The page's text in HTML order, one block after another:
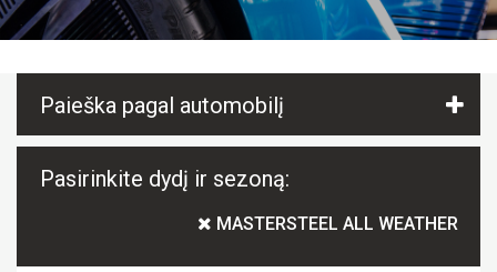
Paieška pagal automobilį
Pasirinkite dydį ir sezoną:
MASTERSTEEL ALL WEATHER